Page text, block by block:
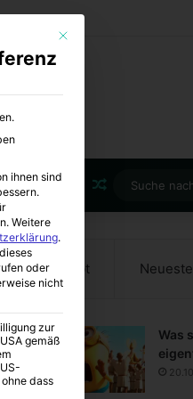
Zufälliger
Beliebt Neueste
Was
Mit diesem Button wird
ihnen sind
Weitere
.
oder
nicht
zur
gemäß
dass